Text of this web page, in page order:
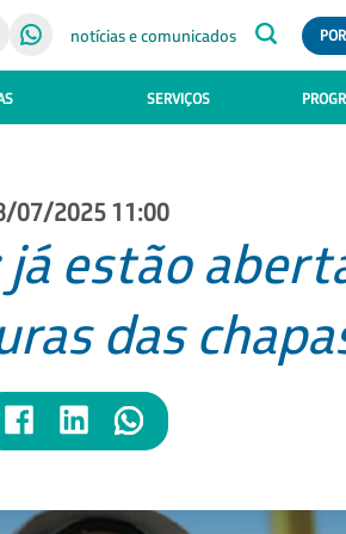
notícias e comunicados
SERVIÇOS
07/2025 11:00
estão
das